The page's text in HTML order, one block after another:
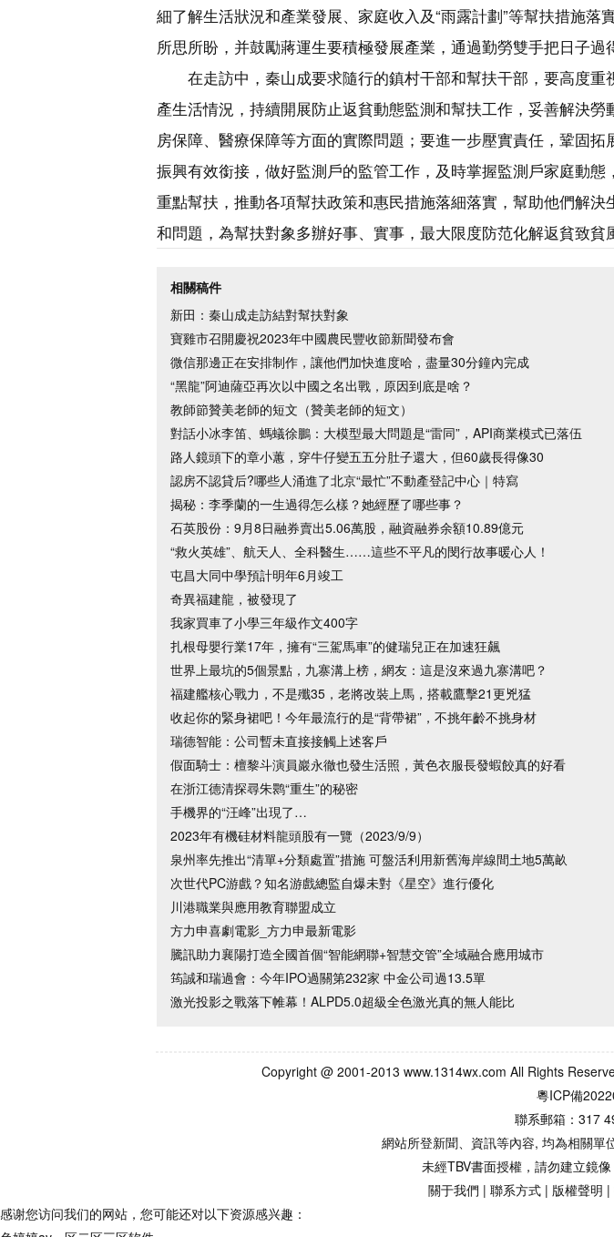
細了解生活狀況和產業發展、家庭收入及“雨露計劃”等幫扶措施落
所思所盼，并鼓勵蔣運生要積極發展產業，通過勤勞雙手把日子過
在走訪中，秦山成要求隨行的鎮村干部和幫扶干部，要高度重
產生活情況，持續開展防止返貧動態監測和幫扶工作，妥善解決勞
房保障、醫療保障等方面的實際問題；要進一步壓實責任，鞏固拓
振興有效銜接，做好監測戶的監管工作，及時掌握監測戶家庭動態
重點幫扶，推動各項幫扶政策和惠民措施落細落實，幫助他們解決
和問題，為幫扶對象多辦好事、實事，最大限度防范化解返貧致貧
相關稿件
新田：秦山成走訪結對幫扶對象
寶雞市召開慶祝2023年中國農民豐收節新聞發布會
微信那邊正在安排制作，讓他們加快進度哈，盡量30分鐘內完成
“黑龍”阿迪薩亞再次以中國之名出戰，原因到底是啥？
教師節贊美老師的短文（贊美老師的短文）
對話小冰李笛、螞蟻徐鵬：大模型最大問題是“雷同”，API商業模式已落伍
路人鏡頭下的章小蕙，穿牛仔變五五分肚子還大，但60歲長得像30
認房不認貸后?哪些人涌進了北京“最忙”不動產登記中心｜特寫
揭秘：李季蘭的一生過得怎么樣？她經歷了哪些事？
石英股份：9月8日融券賣出5.06萬股，融資融券余額10.89億元
“救火英雄”、航天人、全科醫生……這些不平凡的閔行故事暖心人！
屯昌大同中學預計明年6月竣工
奇異福建龍，被發現了
我家買車了小學三年級作文400字
扎根母嬰行業17年，擁有“三駕馬車”的健瑞兒正在加速狂飆
世界上最坑的5個景點，九寨溝上榜，網友：這是沒來過九寨溝吧？
福建艦核心戰力，不是殲35，老將改裝上馬，搭載鷹擊21更兇猛
收起你的緊身裙吧！今年最流行的是“背帶裙”，不挑年齡不挑身材
瑞德智能：公司暫未直接接觸上述客戶
假面騎士：檀黎斗演員巖永徹也發生活照，黃色衣服長發蝦餃真的好看
在浙江德清探尋朱鹮“重生”的秘密
手機界的“汪峰”出現了…
2023年有機硅材料龍頭股有一覽（2023/9/9）
泉州率先推出“清單+分類處置”措施 可盤活利用新舊海岸線間土地5萬畝
次世代PC游戲？知名游戲總監自爆未對《星空》進行優化
川港職業與應用教育聯盟成立
方力申喜劇電影_方力申最新電影
騰訊助力襄陽打造全國首個“智能網聯+智慧交管”全域融合應用城市
筠誠和瑞過會：今年IPO過關第232家 中金公司過13.5單
激光投影之戰落下帷幕！ALPD5.0超級全色激光真的無人能比
Copyright @ 2001-2013 www.1314wx.com All Rights
粵ICP備
聯系郵箱：317
網站所登新聞、資訊等內容, 均為相關單
未經TBV書面授權，請勿建立鏡
關于我們 | 聯系方式 | 版權聲明 |
感谢您访问我们的网站，您可能还对以下资源感兴趣：